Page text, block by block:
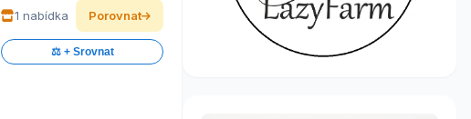
1 nabídka Porovnat
⚖️ + Srovnat